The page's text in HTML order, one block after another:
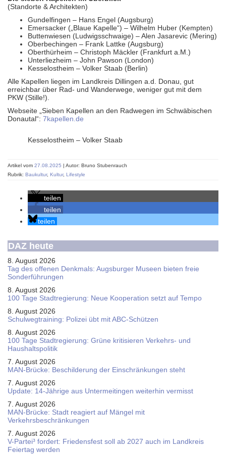
(Standorte & Architekten)
Gundelfingen – Hans Engel (Augsburg)
Emersacker („Blaue Kapelle“) – Wilhelm Huber (Kempten)
Buttenwiesen (Ludwigsschwaige) – Alen Jasarevic (Mering)
Oberbechingen – Frank Lattke (Augsburg)
Oberthürheim – Christoph Mäckler (Frankfurt a.M.)
Unterliezheim – John Pawson (London)
Kesselostheim – Volker Staab (Berlin)
Alle Kapellen liegen im Landkreis Dillingen a.d. Donau, gut
erreichbar über Rad- und Wanderwege, weniger gut mit dem
PKW (Stille!).
Webseite „Sieben Kapellen an den Radwegen im Schwäbischen
Donautal“: 7kapellen.de
Kesselostheim – Volker Staab
Artikel vom 27.08.2025 | Autor: Bruno Stubenrauch
Rubrik: Baukultur, Kultur, Lifestyle
teilen
teilen
teilen
DAZ heute
8. August 2026
Tag des offenen Denkmals: Augsburger Museen bieten freie
Sonderführungen
8. August 2026
100 Tage Stadtregierung: Neue Kooperation setzt auf Tempo
8. August 2026
Schul­weg­trai­ning: Poli­zei übt mit ABC-Schüt­zen
8. August 2026
100 Tage Stadtregierung: Grüne kritisieren Verkehrs- und
Haushaltspolitik
7. August 2026
MAN-Brücke: Beschilderung der Einschränkungen steht
7. August 2026
Update: 14-Jährige aus Untermeitingen weiterhin vermisst
7. August 2026
MAN-Brücke: Stadt reagiert auf Mängel mit
Verkehrsbeschränkungen
7. August 2026
V-Partei­³ fordert: Friedens­fest soll ab 2027 auch im Land­kreis
Feier­tag werden